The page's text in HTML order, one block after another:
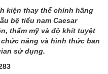
kiện thay thế chính hãng
bệ tiểu nam Caesar
thẩm mỹ và độ khít tuyệt
năng và hình thức ban
sử dụng.